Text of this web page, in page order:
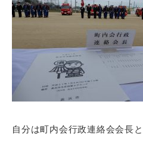
自分は町内会行政連絡会会長